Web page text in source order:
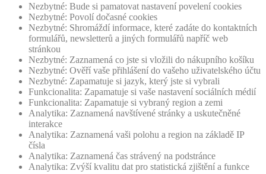
Nezbytné: Bude si pamatovat nastavení povelení cookies
Nezbytné: Povolí dočasné cookies
Nezbytné: Shromáždí informace, které zadáte do kontaktních
formulářů, newsletterů a jiných formulářů napříč web
stránkou
Nezbytné: Zaznamená co jste si vložili do nákupního košíku
Nezbytné: Ověří vaše přihlášení do vašeho uživatelského účtu
Nezbytné: Zapamatuje si jazyk, který jste si vybrali
Funkcionalita: Zapamatuje si vaše nastavení sociálních médií
Funkcionalita: Zapamatuje si vybraný region a zemi
Analytika: Zaznamená navštívené stránky a uskutečněné
interakce
Analytika: Zaznamená vaši polohu a region na základě IP
čísla
Analytika: Zaznamená čas strávený na podstránce
Analytika: Zvýší kvalitu dat pro statistická zjištění a funkce